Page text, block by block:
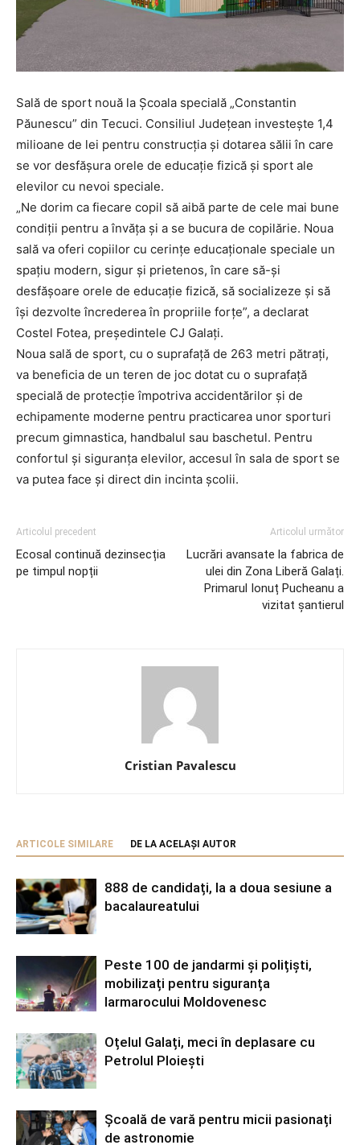
Sală de sport nouă la Școala specială „Constantin
Păunescu” din Tecuci. Consiliul Județean investește 1,4
milioane de lei pentru construcția și dotarea sălii în care
se vor desfășura orele de educație fizică și sport ale
elevilor cu nevoi speciale.
„Ne dorim ca fiecare copil să aibă parte de cele mai bune
condiții pentru a învăța și a se bucura de copilărie. Noua
sală va oferi copiilor cu cerințe educaționale speciale un
spațiu modern, sigur și prietenos, în care să-și
desfășoare orele de educație fizică, să socializeze și să
își dezvolte încrederea în propriile forțe”, a declarat
Costel Fotea, președintele CJ Galați.
Noua sală de sport, cu o suprafață de 263 metri pătrați,
va beneficia de un teren de joc dotat cu o suprafață
specială de protecție împotriva accidentărilor și de
echipamente moderne pentru practicarea unor sporturi
precum gimnastica, handbalul sau baschetul. Pentru
confortul și siguranța elevilor, accesul în sala de sport se
va putea face și direct din incinta școlii.
Articolul precedent
Ecosal continuă dezinsecția
pe timpul nopții
Articolul următor
Lucrări avansate la fabrica de
ulei din Zona Liberă Galați.
Primarul Ionuț Pucheanu a
vizitat șantierul
Cristian Pavalescu
ARTICOLE SIMILARE DE LA ACELAȘI AUTOR
888 de candidați, la a doua sesiune a
bacalaureatului
Peste 100 de jandarmi și polițiști,
mobilizați pentru siguranța
Iarmarocului Moldovenesc
Oțelul Galați, meci în deplasare cu
Petrolul Ploiești
Școală de vară pentru micii pasionați
de astronomie